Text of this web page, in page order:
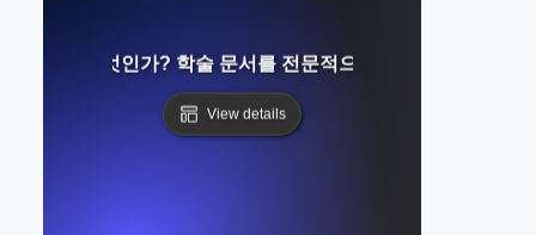
웃이란 무엇인가? 학술 문서를 전문적으로 구성하는 완벽 가
View details